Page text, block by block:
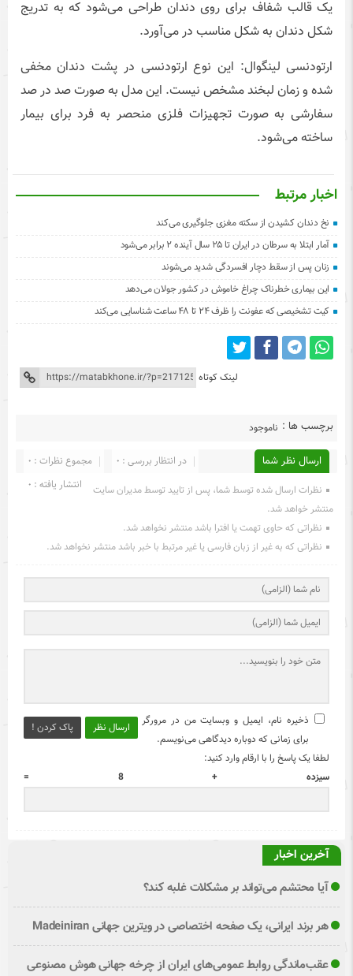
یک قالب شفاف برای روی دندان طراحی می‌شود که به تدریج
شکل دندان به شکل مناسب در می‌آورد.
ارتودنسی لینگوال: این نوع ارتودنسی در پشت دندان مخفی
شده و زمان لبخند مشخص نیست. این مدل به صورت صد در صد
سفارشی به صورت تجهیزات فلزی منحصر به فرد برای بیمار
ساخته می‌شود.
اخبار مرتبط
نخ دندان کشیدن از سکته مغزی جلوگیری می‌کند
آمار ابتلا به سرطان در ایران تا ۲۵ سال آینده ۲ برابر می‌شود
زنان پس از سقط دچار افسردگی شدید می‌شوند
این بیماری خطرناک چراغ خاموش در کشور جولان می‌دهد
کیت تشخیصی که عفونت را ظرف ۲۴ تا ۴۸ ساعت شناسایی می‌کند
لینک کوتاه
برچسب ها : ناموجود
ارسال نظر شما مجموع نظرات : 0
در انتظار بررسی : 0
انتشار یافته : 0
نظرات ارسال شده توسط شما، پس از تایید توسط مدیران سایت
منتشر خواهد شد.
نظراتی که حاوی تهمت یا افترا باشد منتشر نخواهد شد.
نظراتی که به غیر از زبان فارسی یا غیر مرتبط با خبر باشد منتشر نخواهد شد.
ارسال نظر پاک کردن !
ذخیره نام، ایمیل و وبسایت من در مرورگر
برای زمانی که دوباره دیدگاهی می‌نویسم.
لطفا یک پاسخ را با ارقام وارد کنید:
سیزده + 8 =
آخرین اخبار
آیا محتشم می‌تواند بر مشکلات غلبه کند؟
هر برند ایرانی، یک صفحه اختصاصی در ویترین جهانی Madeiniran
عقب‌ماندگی روابط عمومی‌های ایران از چرخه جهانی هوش مصنوعی